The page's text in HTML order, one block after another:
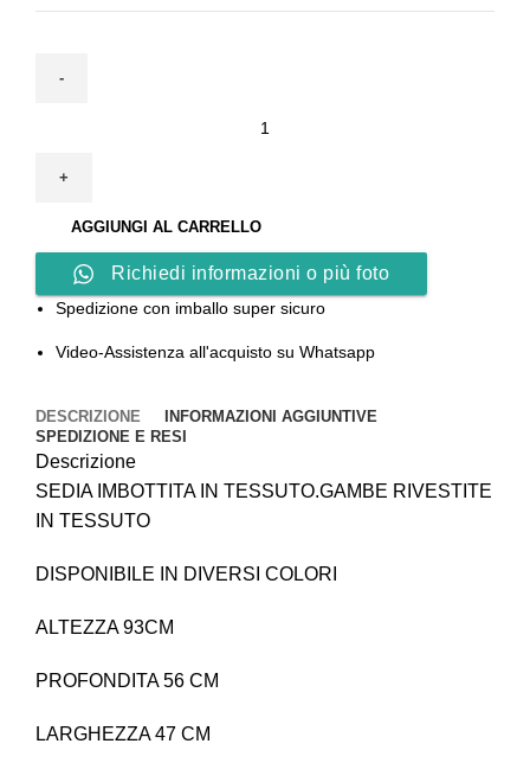
classica
quantitàAGGIUNGI AL CARRELLO
Richiedi informazioni o più foto
Spedizione con imballo super sicuro
Video-Assistenza all'acquisto su Whatsapp
DESCRIZIONE
INFORMAZIONI AGGIUNTIVE
SPEDIZIONE E RESI
Descrizione
SEDIA IMBOTTITA IN TESSUTO.GAMBE RIVESTITE
IN TESSUTO
DISPONIBILE IN DIVERSI COLORI
ALTEZZA 93CM
PROFONDITA 56 CM
LARGHEZZA 47 CM